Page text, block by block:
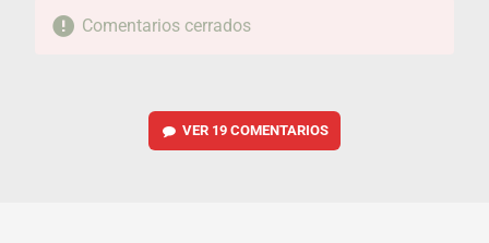
Comentarios cerrados
VER 19 COMENTARIOS